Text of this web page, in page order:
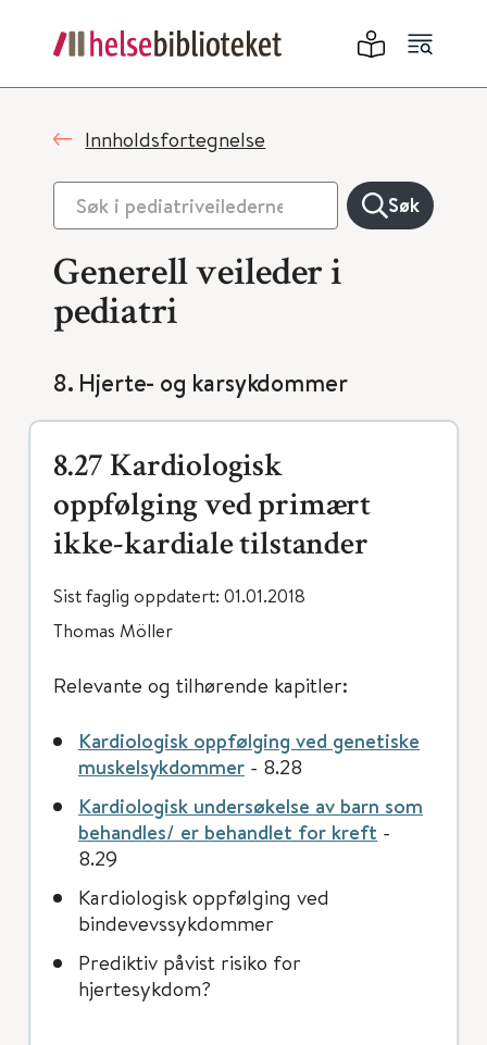
Innholdsfortegnelse
Søk
Generell veileder i
pediatri
8. Hjerte- og karsykdommer
8.27 Kardiologisk
oppfølging ved primært
ikke-kardiale tilstander
Sist faglig oppdatert: 01.01.2018
Thomas Möller
Relevante og tilhørende kapitler:
Kardiologisk oppfølging ved genetiske
muskelsykdommer - 8.28
Kardiologisk undersøkelse av barn som
behandles/ er behandlet for kreft -
8.29
Kardiologisk oppfølging ved
bindevevssykdommer
Prediktiv påvist risiko for
hjertesykdom?